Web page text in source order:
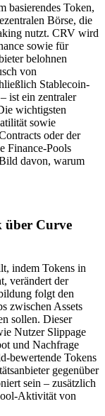
basierendes Token,
Börse, die
nutzt. CRV wird
sowie für
belohnen
von
Stablecoin-
ist ein zentraler
wichtigsten
sowie
oder der
Finance-Pools
davon, warum
über Curve
indem Tokens in
verändert der
folgt den
zwischen Assets
sollen. Dieser
Nutzer Slippage
und Nachfrage
bewertende Tokens
gegenüber
sein – zusätzlich
Aktivität von